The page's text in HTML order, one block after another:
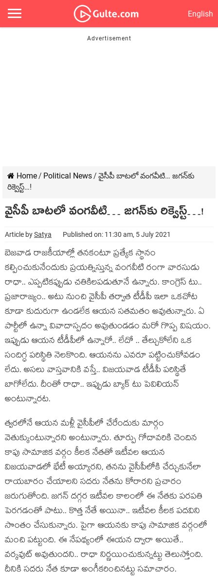
English
Home/ Political News/ వైసీపీ బాట‌లో వంగ‌వీటి… జ‌గ‌న్‌కు
రిక్వెస్ట్‌…!
వైసీపీ బాట‌లో వంగ‌వీటి… జ‌గ‌న్‌కు రిక్వెస్ట్‌…!
Article bySatya Published on: 11:30 am, 5 July 2021
బెజ‌వాడ రాజ‌కీయాల్లో త‌న‌కంటూ ప్ర‌త్యేక స్థానం
క‌ల్పించుకునేందుకు ప్ర‌య‌త్నిస్తున్న వంగ‌వీటి రంగా వార‌సుడు
రాధా.. ఎప్ప‌టిక‌ప్పుడు చ‌తికిల‌ప‌డుతూనే ఉన్నారు. కాంగ్రెస్ టు..
ప్ర‌జారాజ్యం.. అటు నుంచి వైసీపీ త‌ర్వాత టీడీపీ ఇలా ఒక‌చోట
కూడా కుదురుగా ఉండ‌లేక ఆయ‌న స‌త‌మ‌తం అవుతున్నారు. ఏ
పార్టీలో ఉన్నా వివాదాస్ప‌దం అవుతుండ‌డం మ‌రో గొప్ప విష‌యం.
ఇప్పుడు ఆయ‌న టీడీపీలో ఉన్నారో.. లేదో .. తేల్చుకోలేని ఒక
సందిగ్ధ ప‌రిస్థితి నెల‌కొంది. ఆయ‌న‌ను ఎవ‌రూ ప‌ట్టించుకోవ‌డం
లేదు. అస‌లు వాస్త‌వానికి వ‌స్తే.. విజ‌య‌వాడ టీడీపీ ప‌రిస్థితే
బాగోలేదు. దీంతో రాధా.. ఇప్పుడు బ్యాక్ టు పెవిలియ‌న్
అంటున్నార‌ట‌.
త్వ‌ర‌లోనే ఆయ‌న మ‌ళ్లీ వైసీపీలో చేరేందుకు మార్గం
వెతుక్కుంటున్నార‌ని అంటున్నారు. తూర్పు గోదావ‌రికి చెందిన
కాపు సామాజిక వ‌ర్గం కీల‌క నేతతో ఇటీవ‌ల ఆయ‌న
విజ‌య‌వాడ‌లో భేటీ అయ్యార‌ని, త‌న‌ను వైసీపీలోకి చేర్చుకునేలా
రాయ‌బారం చేయాల‌ని స‌ద‌రు నేత‌ను కోరార‌ని ప్ర‌చారం
జ‌రుగుతోంది. జ‌గ‌న్ ద‌గ్గ‌ర ఇటీవ‌ల కాలంలో ఈ నేత‌కు ప‌ర‌ప‌తి
పెర‌గ‌డంతో పాటు.. కొత్త నేతే అయినా.. ఇటీవ‌ల కీల‌క ప‌ద‌విని
సొంతం చేసుకున్నారు. పైగా ఆయ‌న‌కు కాపు సామాజిక వ‌ర్గంలో
మంచి ప‌ట్టుంది. ఈ నేప‌థ్యంలో ఈయ‌న ద్వారా అయితే..
వ‌ర్క‌వుట్ అవుతుంద‌ని.. రాధా నిర్ణ‌యించుకున్న‌ట్టు తెలుస్తోంది.
దీనికి స‌ద‌రు నేత కూడా అంగీక‌రించిన‌ట్టు స‌మాచారం.